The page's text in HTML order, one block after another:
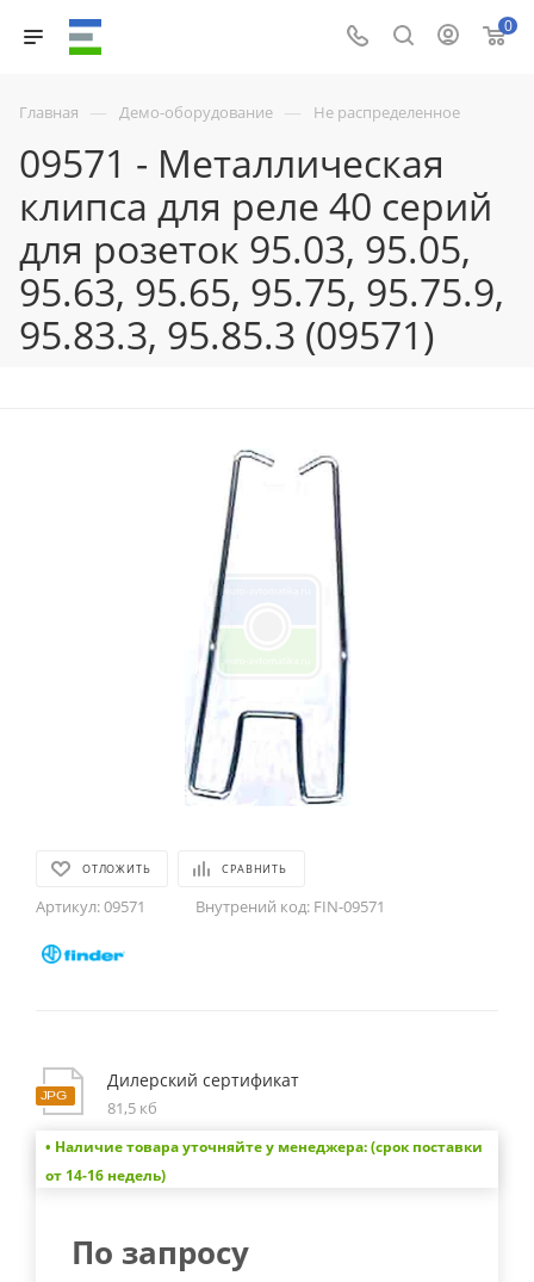
0
Главная — Демо-оборудование — Не распределенное
09571 - Металлическая
клипса для реле 40 серий
для розеток 95.03, 95.05,
95.63, 95.65, 95.75, 95.75.9,
95.83.3, 95.85.3 (09571)
ОТЛОЖИТЬ СРАВНИТЬ
Артикул:09571 Внутрений код: FIN-09571
Дилерский сертификат
81,5 кб
• Наличие товара уточняйте у менеджера: (срок поставки
от 14-16 недель)
По запросу